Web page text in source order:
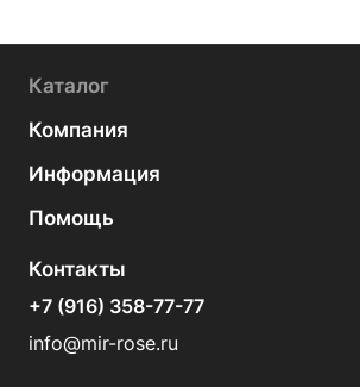
Каталог
Компания
Информация
Помощь
Контакты
+7 (916) 358-77-77
info@mir-rose.ru